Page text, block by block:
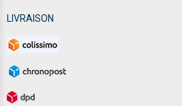
LIVRAISON